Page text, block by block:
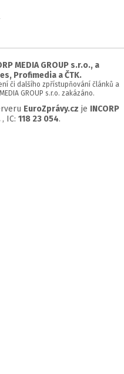
MEDIA GROUP s.r.o., a
Profimedia a ČTK.
či dalšího zpřístupňování článků a
GROUP s.r.o. zakázáno.
EuroZprávy.cz je INCORP
, IC: 118 23 054.